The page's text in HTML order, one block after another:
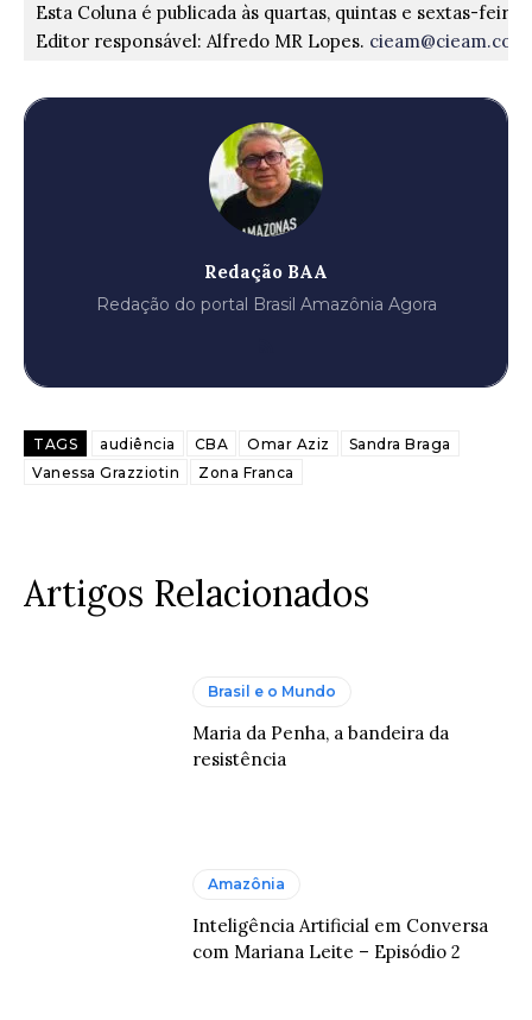
Esta Coluna é publicada às quartas, quintas e sextas-
Editor responsável: Alfredo MR Lopes.
Redação BAA
Redação do portal Brasil Amazônia Agora
TAGS audiência CBA Omar Aziz
Sandra Braga
Vanessa Grazziotin
Zona Franca
Artigos Relacionados
Brasil e o Mundo
Maria da Penha, a bandeira da
resistência
Amazônia
Inteligência Artificial em Conversa
com Mariana Leite – Episódio 2